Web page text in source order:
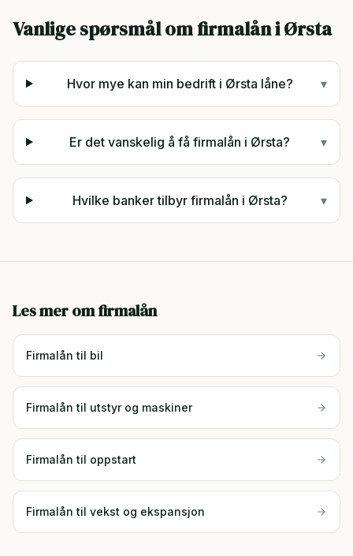
Vanlige spørsmål om firmalån iØrsta
Hvor mye kan min bedrift i Ørsta låne? ▾
Er det vanskelig å få firmalån i Ørsta? ▾
Hvilke banker tilbyr firmalån i Ørsta? ▾
Les mer om firmalån
Firmalån til bil
Firmalån til utstyr og maskiner
Firmalån til oppstart
Firmalån til vekst og ekspansjon